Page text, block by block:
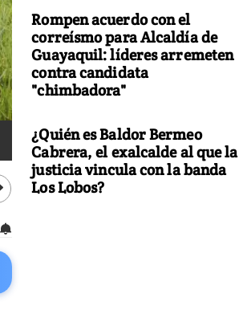
Rompen acuerdo con el
correísmo para Alcaldía de
Guayaquil: líderes arremeten
contra candidata
"chimbadora"
¿Quién es Baldor Bermeo
Cabrera, el exalcalde al que la
justicia vincula con la banda
Los Lobos?